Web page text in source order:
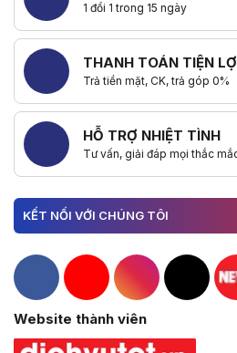
1 đổi 1 trong 15 ngày
THANH TOÁN TIỆN
Trả tiền mặt, CK, trả góp 0%
HỖ TRỢ NHIỆT TÌNH
Tư vấn, giải đáp mọi thắc
KẾT NỐI VỚI CHÚNG TÔI
Hacom Facebook
Hacom YouTube
Hacom
Website thành viên